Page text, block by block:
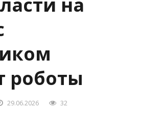
на